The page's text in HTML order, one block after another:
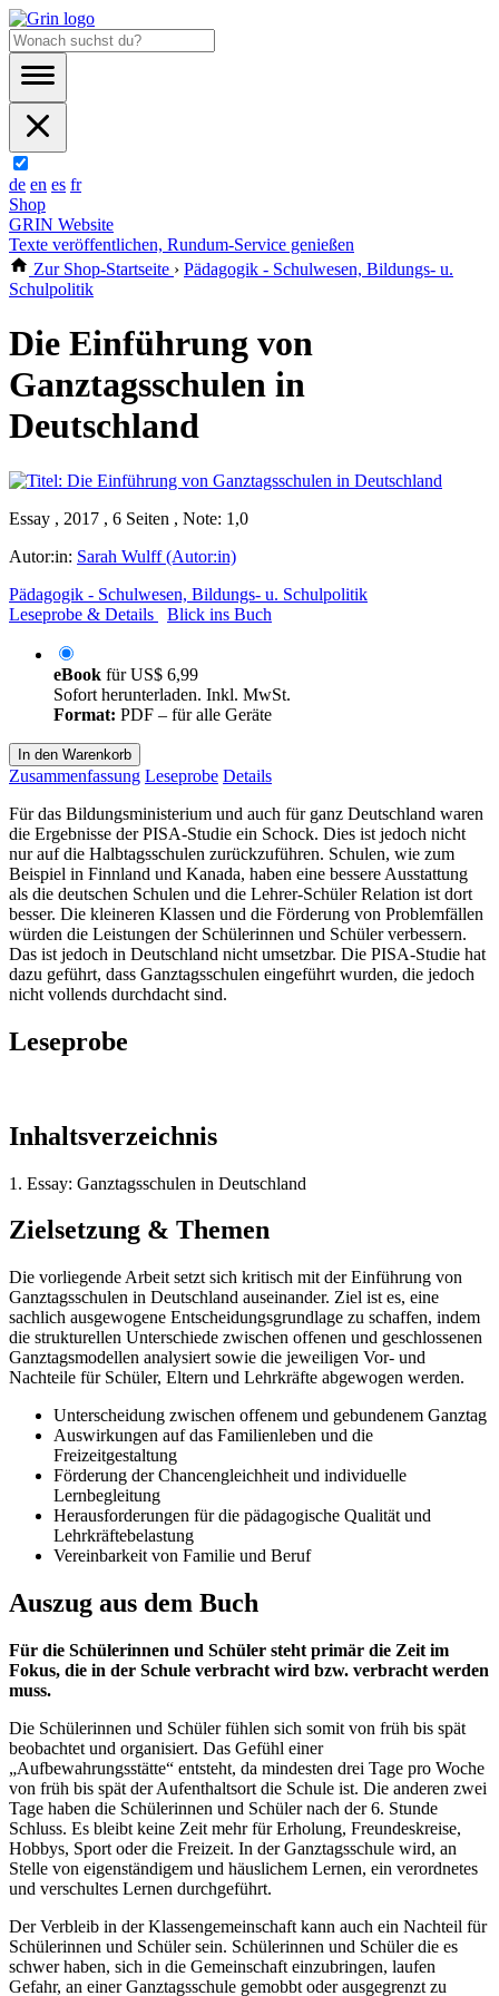
de en es fr
Shop
GRIN Website
Texte veröffentlichen, Rundum-Service genießen
Zur Shop-Startseite › Pädagogik - Schulwesen, Bildungs- u.
Schulpolitik
Die Einführung von
Ganztagsschulen in
Deutschland
Essay , 2017 , 6 Seiten , Note: 1,0
Autor:in: Sarah Wulff (Autor:in)
Pädagogik - Schulwesen, Bildungs- u. Schulpolitik
Leseprobe & Details
Blick ins Buch
eBook fürUS$ 6,99
Sofort herunterladen. Inkl. MwSt.
Format: PDF – für alle Geräte
In den Warenkorb
Zusammenfassung Leseprobe Details
Für das Bildungsministerium und auch für ganz Deutschland waren
die Ergebnisse der PISA-Studie ein Schock. Dies ist jedoch nicht
nur auf die Halbtagsschulen zurückzuführen. Schulen, wie zum
Beispiel in Finnland und Kanada, haben eine bessere Ausstattung
als die deutschen Schulen und die Lehrer-Schüler Relation ist dort
besser. Die kleineren Klassen und die Förderung von Problemfällen
würden die Leistungen der Schülerinnen und Schüler verbessern.
Das ist jedoch in Deutschland nicht umsetzbar. Die PISA-Studie hat
dazu geführt, dass Ganztagsschulen eingeführt wurden, die jedoch
nicht vollends durchdacht sind.
Leseprobe
Inhaltsverzeichnis
1. Essay: Ganztagsschulen in Deutschland
Zielsetzung & Themen
Die vorliegende Arbeit setzt sich kritisch mit der Einführung von
Ganztagsschulen in Deutschland auseinander. Ziel ist es, eine
sachlich ausgewogene Entscheidungsgrundlage zu schaffen, indem
die strukturellen Unterschiede zwischen offenen und geschlossenen
Ganztagsmodellen analysiert sowie die jeweiligen Vor- und
Nachteile für Schüler, Eltern und Lehrkräfte abgewogen werden.
Unterscheidung zwischen offenem und gebundenem Ganztag
Auswirkungen auf das Familienleben und die
Freizeitgestaltung
Förderung der Chancengleichheit und individuelle
Lernbegleitung
Herausforderungen für die pädagogische Qualität und
Lehrkräftebelastung
Vereinbarkeit von Familie und Beruf
Auszug aus dem Buch
Für die Schülerinnen und Schüler steht primär die Zeit im
Fokus, die in der Schule verbracht wird bzw. verbracht werden
muss.
Die Schülerinnen und Schüler fühlen sich somit von früh bis spät
beobachtet und organisiert. Das Gefühl einer
„Aufbewahrungsstätte“ entsteht, da mindesten drei Tage pro Woche
von früh bis spät der Aufenthaltsort die Schule ist. Die anderen zwei
Tage haben die Schülerinnen und Schüler nach der 6. Stunde
Schluss. Es bleibt keine Zeit mehr für Erholung, Freundeskreise,
Hobbys, Sport oder die Freizeit. In der Ganztagsschule wird, an
Stelle von eigenständigem und häuslichem Lernen, ein verordnetes
und verschultes Lernen durchgeführt.
Der Verbleib in der Klassengemeinschaft kann auch ein Nachteil für
Schülerinnen und Schüler sein. Schülerinnen und Schüler die es
schwer haben, sich in die Gemeinschaft einzubringen, laufen
Gefahr, an einer Ganztagsschule gemobbt oder ausgegrenzt zu